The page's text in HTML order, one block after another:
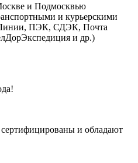
и Подмосквью
и курьерскими
ПЭК, СДЭК, Почта
и др.)
и обладают